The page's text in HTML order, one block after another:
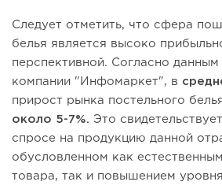
Следует отметить, что сфера
белья является высоко
перспективной. Согласно данным
компании "Инфомаркет", в
прирост рынка постельного
около 5-7%. Это
спросе на продукцию данной
обусловленном как
товара, так и повышением